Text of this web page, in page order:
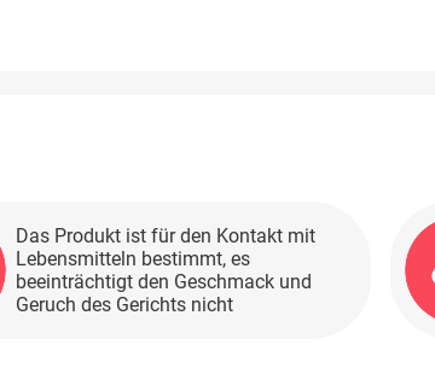
Das Produkt ist für den Kontakt mit
Lebensmitteln bestimmt, es
beeinträchtigt den Geschmack und
Geruch des Gerichts nicht